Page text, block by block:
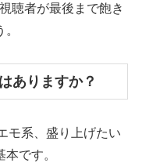
聴者が最後まで飽き
ありますか？
モ系、盛り上げたい
です。